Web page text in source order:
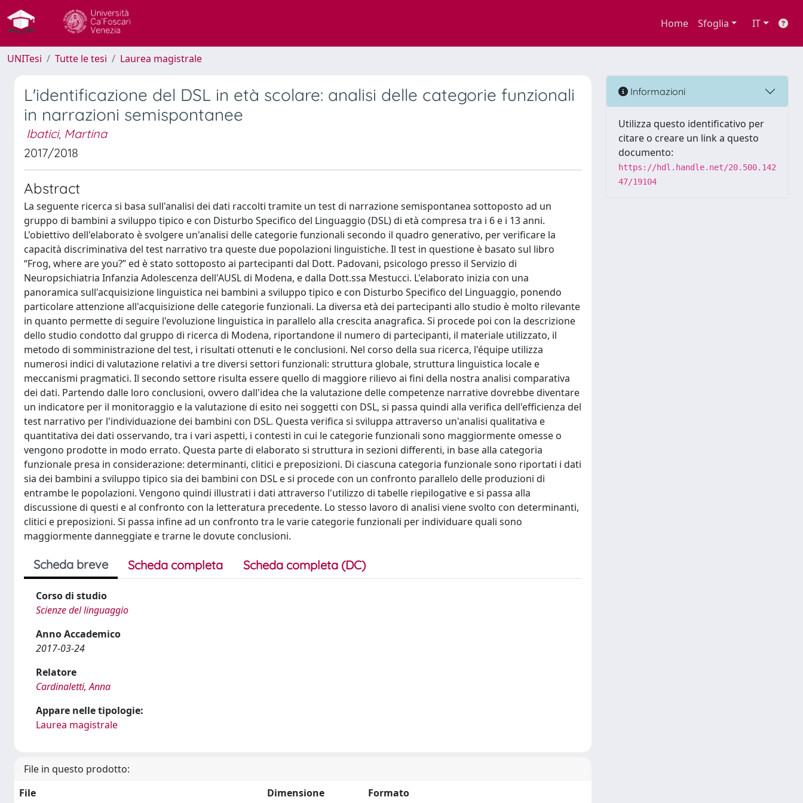
Home Sfoglia IT
UNITesi Tutte le tesi Laurea magistrale
L'identificazione del DSL in età scolare: analisi delle categorie funzionali
in narrazioni semispontanee
Ibatici, Martina
2017/2018
Abstract
La seguente ricerca si basa sull'analisi dei dati raccolti tramite un test di narrazione semispontanea sottoposto ad un
gruppo di bambini a sviluppo tipico e con Disturbo Specifico del Linguaggio (DSL) di età compresa tra i 6 e i 13 anni.
L'obiettivo dell'elaborato è svolgere un'analisi delle categorie funzionali secondo il quadro generativo, per verificare la
capacità discriminativa del test narrativo tra queste due popolazioni linguistiche. Il test in questione è basato sul libro
“Frog, where are you?” ed è stato sottoposto ai partecipanti dal Dott. Padovani, psicologo presso il Servizio di
Neuropsichiatria Infanzia Adolescenza dell'AUSL di Modena, e dalla Dott.ssa Mestucci. L'elaborato inizia con una
panoramica sull'acquisizione linguistica nei bambini a sviluppo tipico e con Disturbo Specifico del Linguaggio, ponendo
particolare attenzione all'acquisizione delle categorie funzionali. La diversa età dei partecipanti allo studio è molto rilevante
in quanto permette di seguire l'evoluzione linguistica in parallelo alla crescita anagrafica. Si procede poi con la descrizione
dello studio condotto dal gruppo di ricerca di Modena, riportandone il numero di partecipanti, il materiale utilizzato, il
metodo di somministrazione del test, i risultati ottenuti e le conclusioni. Nel corso della sua ricerca, l'équipe utilizza
numerosi indici di valutazione relativi a tre diversi settori funzionali: struttura globale, struttura linguistica locale e
meccanismi pragmatici. Il secondo settore risulta essere quello di maggiore rilievo ai fini della nostra analisi comparativa
dei dati. Partendo dalle loro conclusioni, ovvero dall'idea che la valutazione delle competenze narrative dovrebbe diventare
un indicatore per il monitoraggio e la valutazione di esito nei soggetti con DSL, si passa quindi alla verifica dell'efficienza del
test narrativo per l'individuazione dei bambini con DSL. Questa verifica si sviluppa attraverso un'analisi qualitativa e
quantitativa dei dati osservando, tra i vari aspetti, i contesti in cui le categorie funzionali sono maggiormente omesse o
vengono prodotte in modo errato. Questa parte di elaborato si struttura in sezioni differenti, in base alla categoria
funzionale presa in considerazione: determinanti, clitici e preposizioni. Di ciascuna categoria funzionale sono riportati i dati
sia dei bambini a sviluppo tipico sia dei bambini con DSL e si procede con un confronto parallelo delle produzioni di
entrambe le popolazioni. Vengono quindi illustrati i dati attraverso l'utilizzo di tabelle riepilogative e si passa alla
discussione di questi e al confronto con la letteratura precedente. Lo stesso lavoro di analisi viene svolto con determinanti,
clitici e preposizioni. Si passa infine ad un confronto tra le varie categorie funzionali per individuare quali sono
maggiormente danneggiate e trarne le dovute conclusioni.
Scheda breve Scheda completa Scheda completa (DC)
Corso di studio
Scienze del linguaggio
Anno Accademico
2017-03-24
Relatore
Cardinaletti, Anna
Appare nelle tipologie:
Laurea magistrale
File in questo prodotto:
File
Dimensione Formato
Informazioni
Utilizza questo identificativo per
citare o creare un link a questo
documento:
https://hdl.handle.net/20.500.142
47/19104